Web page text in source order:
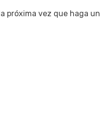
próxima vez que haga un